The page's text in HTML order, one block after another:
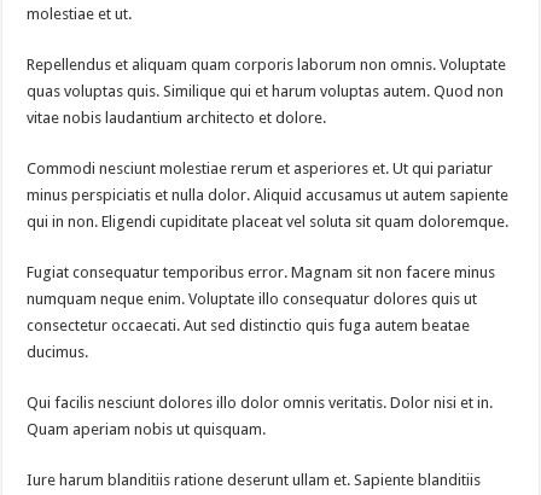
molestiae et ut.
Repellendus et aliquam quam corporis laborum non omnis. Voluptate
quas voluptas quis. Similique qui et harum voluptas autem. Quod non
vitae nobis laudantium architecto et dolore.
Commodi nesciunt molestiae rerum et asperiores et. Ut qui pariatur
minus perspiciatis et nulla dolor. Aliquid accusamus ut autem sapiente
qui in non. Eligendi cupiditate placeat vel soluta sit quam doloremque.
Fugiat consequatur temporibus error. Magnam sit non facere minus
numquam neque enim. Voluptate illo consequatur dolores quis ut
consectetur occaecati. Aut sed distinctio quis fuga autem beatae
ducimus.
Qui facilis nesciunt dolores illo dolor omnis veritatis. Dolor nisi et in.
Quam aperiam nobis ut quisquam.
Iure harum blanditiis ratione deserunt ullam et. Sapiente blanditiis